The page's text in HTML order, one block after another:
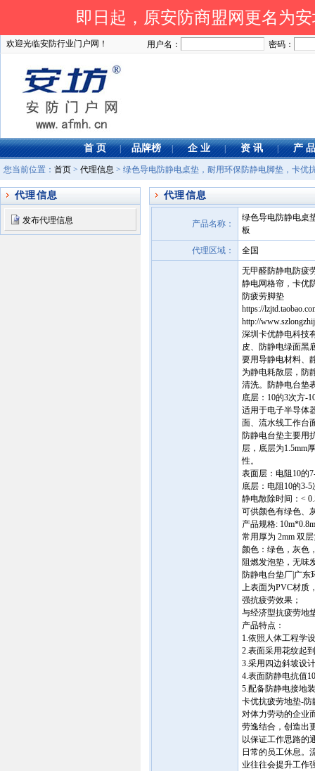
即日起，原安防商盟网更名
欢迎光临安防行业门户网！ 用户名： 密码：
首 页 | 品牌榜 | 企 业 | 资 讯 | 产 品
您当前位置： 首页 > 代理信息 > 绿色导电防静电桌垫，耐用环保防静电脚垫，卡优
代理信息
发布代理信息
代理信息
产品名称：
绿色导电防静电桌
板
代理区域： 全国
无甲醛防静电防疲
静电网格帘，卡优
防疲劳脚垫
https://
http://
深圳卡优静电科技
皮、防静电绿面黑
要用导静电材料、
为静电耗散层，防
清洗。防静电台垫
底层：10的3次方-
适用于电子半导体
面、流水线工作台
防静电台垫主要用
层，底层为1.5mm
性。
表面层：电阻10的
底层：电阻10的3-
静电散除时间：<
可供颜色有绿色、
产品规格:
常用厚为 2mm 双
颜色：绿色，灰色
阻燃发泡垫，无味
防静电台垫厂|广东
上表面为PVC材质
强抗疲劳效果；
与经济型抗疲劳地
产品特点：
1.依照人体工程学
2.表面采用花纹起
3.采用四边斜坡设
4.表面防静电抗值
5.配备防静电接地
卡优抗疲劳地垫-防
对体力劳动的企业
劳逸结合，创造出
以保证工作思路的
日常的员工休息。
业往往会提升工作